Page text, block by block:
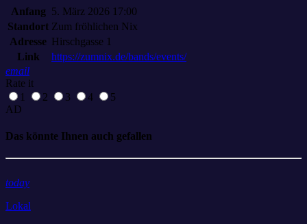
Anfang 5. März 2026 17:00
Standort Zum fröhlichen Nix
Adresse Hirschgasse 1
Link
https://zumnix.de/bands/events/
email
Rate it
1
2 3 4
5
AD
Das könnte Ihnen auch gefallen
today
Lokal